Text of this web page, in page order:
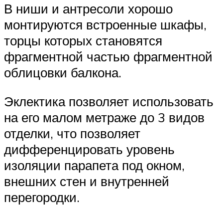
В ниши и антресоли хорошо
монтируются встроенные шкафы,
торцы которых становятся
фрагментной частью фрагментной
облицовки балкона.
Эклектика позволяет использовать
на его малом метраже до 3 видов
отделки, что позволяет
дифференцировать уровень
изоляции парапета под окном,
внешних стен и внутренней
перегородки.